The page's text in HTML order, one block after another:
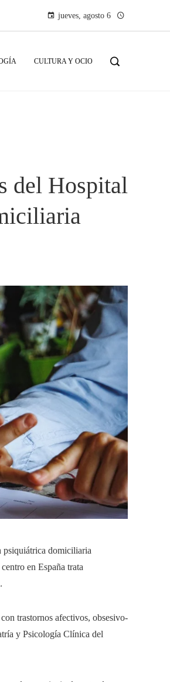
jueves, agosto 6
CULTURA Y OCIO
del Hospital
psiquiátrica domiciliaria
en España trata
trastornos afectivos, obsesivo-
y Psicología Clínica del